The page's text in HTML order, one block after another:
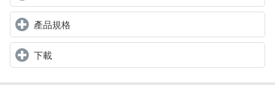
產品規格
下載click to expand contents